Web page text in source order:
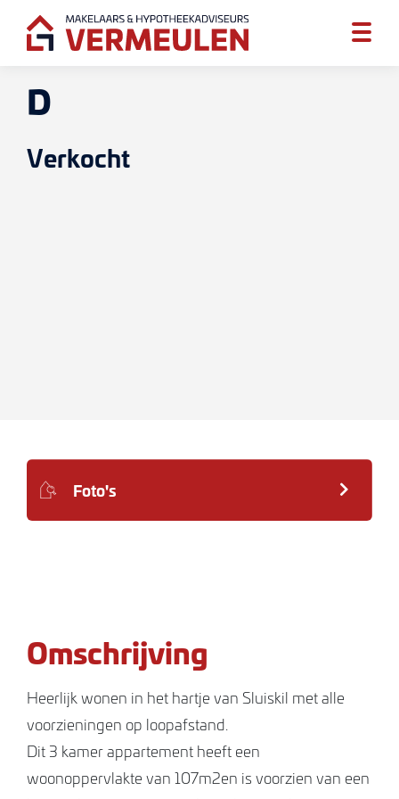
D
Verkocht
Foto's
Omschrijving
Heerlijk wonen in het hartje van Sluiskil met alle
voorzieningen op loopafstand.
Dit 3 kamer appartement heeft een
woonoppervlakte van 107m2en is voorzien van een